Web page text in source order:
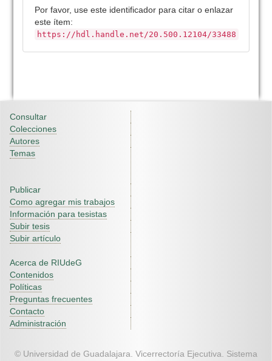
Por favor, use este identificador para citar o enlazar
este ítem:
https://hdl.handle.net/20.500.12104/33488
Consultar
Colecciones
Autores
Temas
Publicar
Como agregar mis trabajos
Información para tesistas
Subir tesis
Subir artículo
Acerca de RIUdeG
Contenidos
Políticas
Preguntas frecuentes
Contacto
Administración
© Universidad de Guadalajara. Vicerrectoría Ejecutiva. Sistema